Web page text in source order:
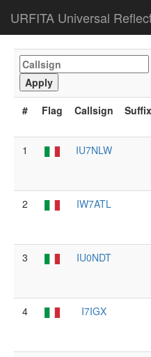
URFITA Universal
# Flag Callsign Suffix
1
IU7NLW
2 IW7ATL
3 IU0NDT
4 I7IGX